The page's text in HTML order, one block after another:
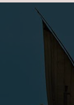
Skip to main content